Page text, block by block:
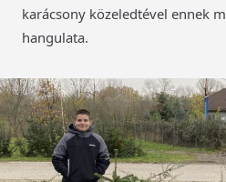
karácsony közeledtével ennek
hangulata.